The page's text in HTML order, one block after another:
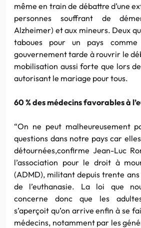
même en train de débattre d’une
personnes souffrant de
Alzheimer) et aux mineurs. Deux
taboues pour un pays
gouvernement tarde à rouvrir le
mobilisation aussi forte que lors
autorisant le mariage pour tous.
60 % des médecins favorables à
“On ne peut malheureusement
questions dans notre pays car
détournées,confirme Jean-Luc
l’association pour le droit à
(ADMD), militant depuis trente
de l’euthanasie. La loi que
concerne donc que les
s’aperçoit qu’on arrive enfin à se
médecins, notamment par les